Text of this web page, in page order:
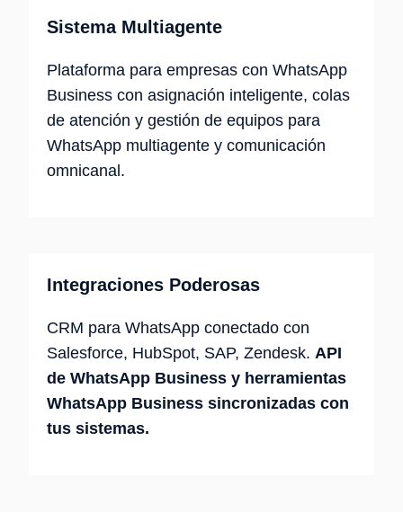
Sistema Multiagente
Plataforma para empresas con WhatsApp
Business con asignación inteligente, colas
de atención y gestión de equipos para
WhatsApp multiagente y comunicación
omnicanal.
Integraciones Poderosas
CRM para WhatsApp conectado con
Salesforce, HubSpot, SAP, Zendesk. API
de WhatsApp Business y herramientas
WhatsApp Business sincronizadas con
tus sistemas.